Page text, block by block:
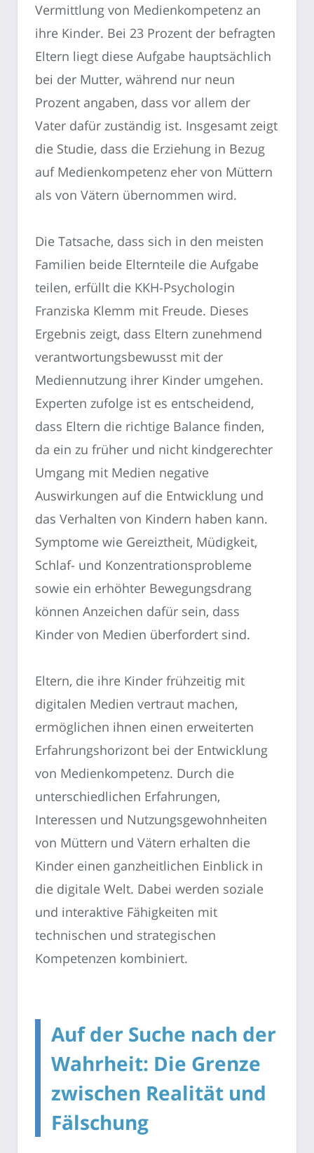
Vermittlung von Medienkompetenz an
ihre Kinder. Bei 23 Prozent der befragten
Eltern liegt diese Aufgabe hauptsächlich
bei der Mutter, während nur neun
Prozent angaben, dass vor allem der
Vater dafür zuständig ist. Insgesamt zeigt
die Studie, dass die Erziehung in Bezug
auf Medienkompetenz eher von Müttern
als von Vätern übernommen wird.
Die Tatsache, dass sich in den meisten
Familien beide Elternteile die Aufgabe
teilen, erfüllt die KKH-Psychologin
Franziska Klemm mit Freude. Dieses
Ergebnis zeigt, dass Eltern zunehmend
verantwortungsbewusst mit der
Mediennutzung ihrer Kinder umgehen.
Experten zufolge ist es entscheidend,
dass Eltern die richtige Balance finden,
da ein zu früher und nicht kindgerechter
Umgang mit Medien negative
Auswirkungen auf die Entwicklung und
das Verhalten von Kindern haben kann.
Symptome wie Gereiztheit, Müdigkeit,
Schlaf- und Konzentrationsprobleme
sowie ein erhöhter Bewegungsdrang
können Anzeichen dafür sein, dass
Kinder von Medien überfordert sind.
Eltern, die ihre Kinder frühzeitig mit
digitalen Medien vertraut machen,
ermöglichen ihnen einen erweiterten
Erfahrungshorizont bei der Entwicklung
von Medienkompetenz. Durch die
unterschiedlichen Erfahrungen,
Interessen und Nutzungsgewohnheiten
von Müttern und Vätern erhalten die
Kinder einen ganzheitlichen Einblick in
die digitale Welt. Dabei werden soziale
und interaktive Fähigkeiten mit
technischen und strategischen
Kompetenzen kombiniert.
Auf der Suche nach der
Wahrheit: Die Grenze
zwischen Realität und
Fälschung